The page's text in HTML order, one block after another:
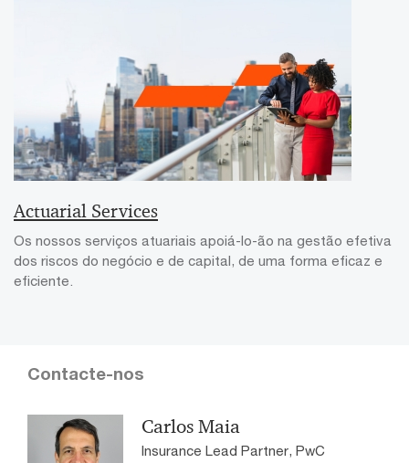
Actuarial Services
Os nossos serviços atuariais apoiá-lo-ão na gestão efetiva
dos riscos do negócio e de capital, de uma forma eficaz e
eficiente.
Contacte-nos
Carlos Maia
Insurance Lead Partner, PwC